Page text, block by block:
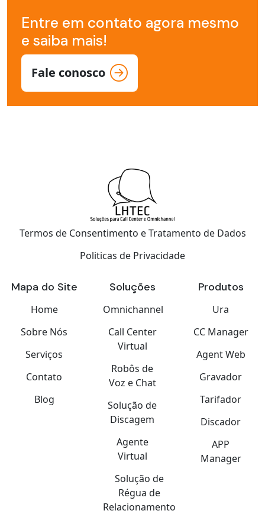
Entre em contato agora mesmo
e saiba mais!
Fale conosco
Termos de Consentimento e Tratamento de Dados
Politicas de Privacidade
Mapa do Site
Home
Sobre Nós
Serviços
Contato
Blog
Soluções
Omnichannel
Call Center
Virtual
Robôs de
Voz e Chat
Solução de
Discagem
Agente
Virtual
Solução de
Régua de
Relacionamento
Produtos
Ura
CC Manager
Agent Web
Gravador
Tarifador
Discador
APP
Manager